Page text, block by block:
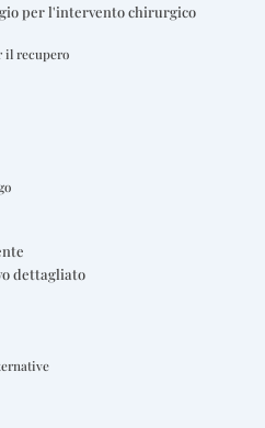
per l'intervento chirurgico
il recupero
dettagliato